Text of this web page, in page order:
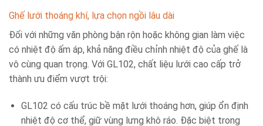
Ghế lưới thoáng khí, lựa chọn ngồi lâu dài
Đối với những văn phòng bận rộn hoặc không gian làm việc
có nhiệt độ ấm áp, khả năng điều chỉnh nhiệt độ của ghế là
vô cùng quan trọng. Với GL102, chất liệu lưới cao cấp trở
thành ưu điểm vượt trội:
GL102 có cấu trúc bề mặt lưới thoáng hơn, giúp ổn định
nhiệt độ cơ thể, giữ vùng lưng khô ráo. Đặc biệt trong